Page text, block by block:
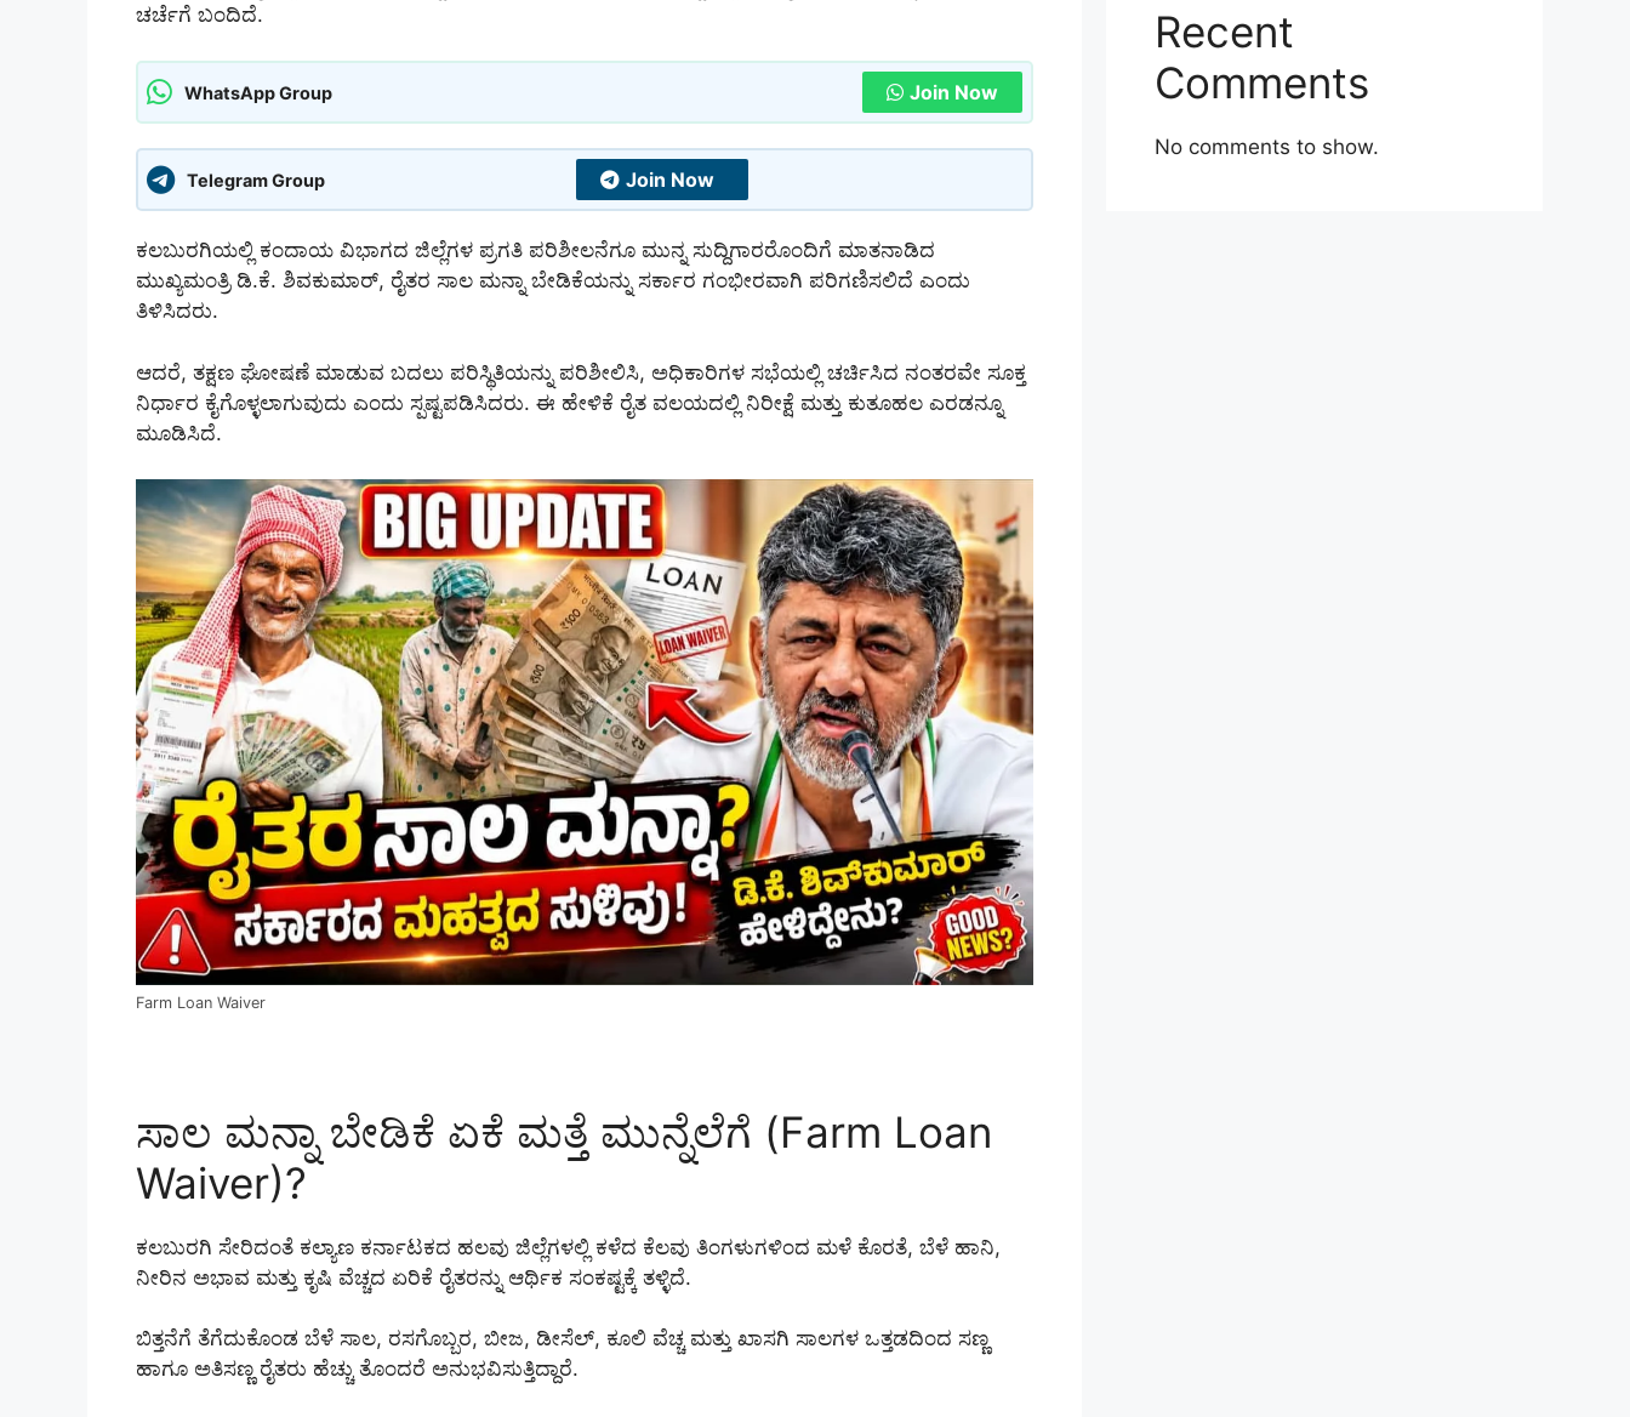
ಚರ್ಚೆಗೆ ಬಂದಿದೆ.
WhatsApp Group Join Now
Telegram Group Join Now
ಕಲಬುರಗಿಯಲ್ಲಿ ಕಂದಾಯ ವಿಭಾಗದ ಜಿಲ್ಲೆಗಳ ಪ್ರಗತಿ ಪರಿಶೀಲನೆಗೂ ಮುನ್ನ ಸುದ್ದಿಗಾರರೊಂದಿಗೆ ಮಾತನಾಡಿದ
ಮುಖ್ಯಮಂತ್ರಿ ಡಿ.ಕೆ. ಶಿವಕುಮಾರ್, ರೈತರ ಸಾಲ ಮನ್ನಾ ಬೇಡಿಕೆಯನ್ನು ಸರ್ಕಾರ ಗಂಭೀರವಾಗಿ ಪರಿಗಣಿಸಲಿದೆ ಎಂದು
ತಿಳಿಸಿದರು.
ಆದರೆ, ತಕ್ಷಣ ಘೋಷಣೆ ಮಾಡುವ ಬದಲು ಪರಿಸ್ಥಿತಿಯನ್ನು ಪರಿಶೀಲಿಸಿ, ಅಧಿಕಾರಿಗಳ ಸಭೆಯಲ್ಲಿ ಚರ್ಚಿಸಿದ ನಂತರವೇ ಸೂಕ್ತ
ನಿರ್ಧಾರ ಕೈಗೊಳ್ಳಲಾಗುವುದು ಎಂದು ಸ್ಪಷ್ಟಪಡಿಸಿದರು. ಈ ಹೇಳಿಕೆ ರೈತ ವಲಯದಲ್ಲಿ ನಿರೀಕ್ಷೆ ಮತ್ತು ಕುತೂಹಲ ಎರಡನ್ನೂ
ಮೂಡಿಸಿದೆ.
Farm Loan Waiver
ಸಾಲ ಮನ್ನಾ ಬೇಡಿಕೆ ಏಕೆ ಮತ್ತೆ ಮುನ್ನೆಲೆಗೆ (Farm Loan
Waiver)?
ಕಲಬುರಗಿ ಸೇರಿದಂತೆ ಕಲ್ಯಾಣ ಕರ್ನಾಟಕದ ಹಲವು ಜಿಲ್ಲೆಗಳಲ್ಲಿ ಕಳೆದ ಕೆಲವು ತಿಂಗಳುಗಳಿಂದ ಮಳೆ ಕೊರತೆ, ಬೆಳೆ ಹಾನಿ,
ನೀರಿನ ಅಭಾವ ಮತ್ತು ಕೃಷಿ ವೆಚ್ಚದ ಏರಿಕೆ ರೈತರನ್ನು ಆರ್ಥಿಕ ಸಂಕಷ್ಟಕ್ಕೆ ತಳ್ಳಿದೆ.
ಬಿತ್ತನೆಗೆ ತೆಗೆದುಕೊಂಡ ಬೆಳೆ ಸಾಲ, ರಸಗೊಬ್ಬರ, ಬೀಜ, ಡೀಸೆಲ್, ಕೂಲಿ ವೆಚ್ಚ ಮತ್ತು ಖಾಸಗಿ ಸಾಲಗಳ ಒತ್ತಡದಿಂದ ಸಣ್ಣ
ಹಾಗೂ ಅತಿಸಣ್ಣ ರೈತರು ಹೆಚ್ಚು ತೊಂದರೆ ಅನುಭವಿಸುತ್ತಿದ್ದಾರೆ.
Recent
Comments
No comments to show.